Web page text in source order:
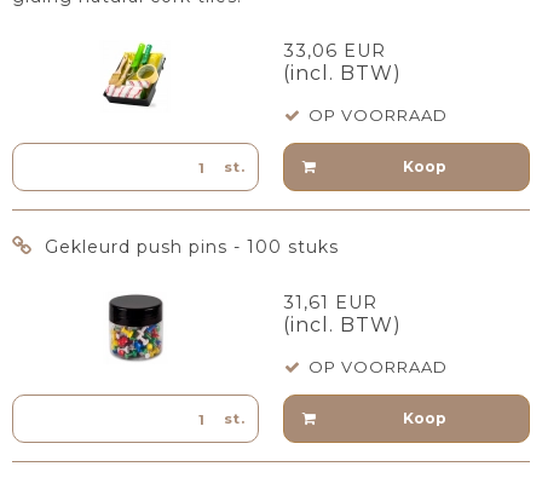
33,06 EUR
(incl. BTW)
OP VOORRAAD
st. Koop
Gekleurd push pins - 100 stuks
31,61 EUR
(incl. BTW)
OP VOORRAAD
st. Koop